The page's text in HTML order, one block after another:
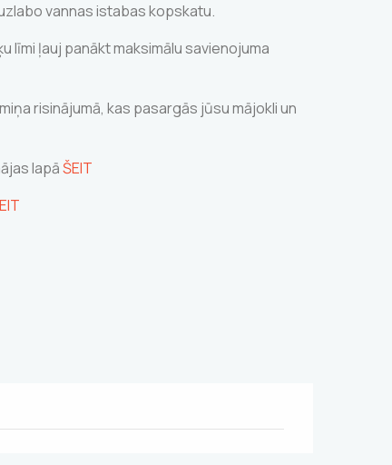
vannas istabas kopskatu.
līmi ļauj panākt maksimālu savienojuma
risinājumā, kas pasargās jūsu mājokli un
lapāŠEIT